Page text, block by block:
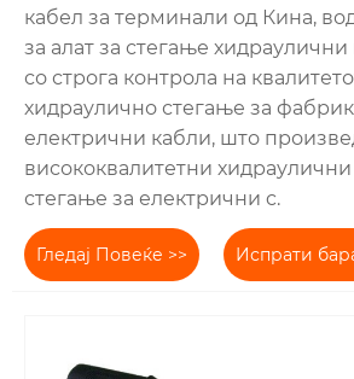
кабел за терминали од Кина,
за алат за стегање
со строга контрола на
хидраулично стегање за
електрични кабли, што
висококвалитетни
стегање за електрични c.
Гледај Повеќе >> Испрати